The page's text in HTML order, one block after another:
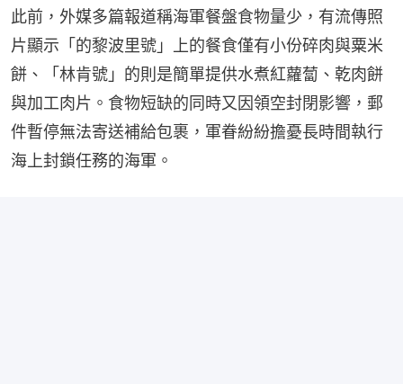
此前，外媒多篇報道稱海軍餐盤食物量少，有流傳照
片顯示「的黎波里號」上的餐食僅有小份碎肉與粟米
餅、「林肯號」的則是簡單提供水煮紅蘿蔔、乾肉餅
與加工肉片。食物短缺的同時又因領空封閉影響，郵
件暫停無法寄送補給包裹，軍眷紛紛擔憂長時間執行
海上封鎖任務的海軍。